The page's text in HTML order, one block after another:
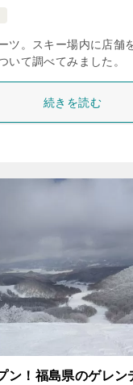
ツ。スキー場内に店舗
いて調べてみました。
続きを読む
ン！福島県のゲレン